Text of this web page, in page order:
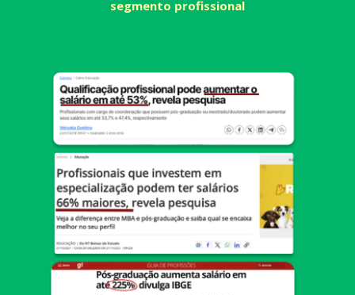
segmento profissional